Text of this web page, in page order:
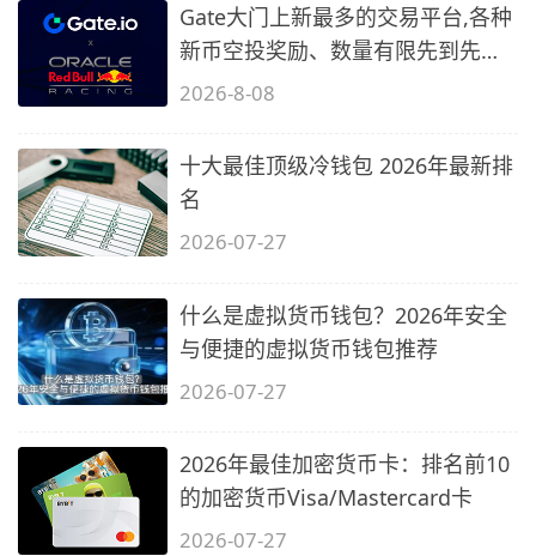
Gate大门上新最多的交易平台,各种
新币空投奖励、数量有限先到先
得…
2026-8-08
十大最佳顶级冷钱包 2026年最新排
名
2026-07-27
什么是虚拟货币钱包？2026年安全
与便捷的虚拟货币钱包推荐
2026-07-27
2026年最佳加密货币卡：排名前10
的加密货币Visa/Mastercard卡
2026-07-27